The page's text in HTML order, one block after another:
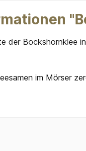
der Bockshornklee
im Mörser